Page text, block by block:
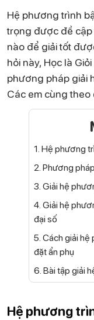
Hệ phương trình
trọng được đề
nào để giải tốt
hỏi này, Học là
phương pháp giải
Các em cùng theo
1. Hệ phương
2. Phương
3. Giải hệ
4. Giải hệ
đại số
5. Cách giải
đặt ẩn phụ
6. Bài tập giải
Hệ phương